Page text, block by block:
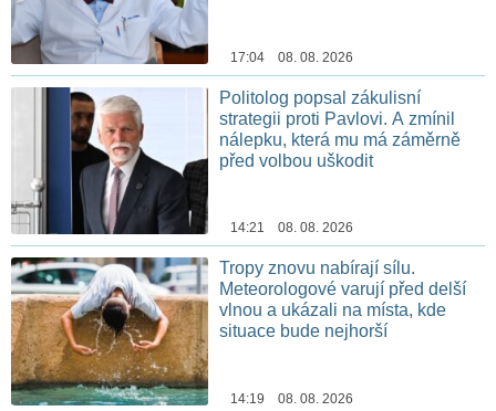
17:04 08. 08. 2026
Politolog popsal zákulisní
strategii proti Pavlovi. A zmínil
nálepku, která mu má záměrně
před volbou uškodit
14:21 08. 08. 2026
Tropy znovu nabírají sílu.
Meteorologové varují před delší
vlnou a ukázali na místa, kde
situace bude nejhorší
14:19 08. 08. 2026